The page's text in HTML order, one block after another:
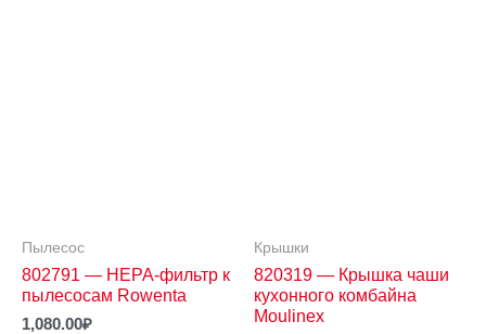
Пылесос
802791 — HEPA-фильтр к
пылесосам Rowenta
1,080.00₽
Крышки
820319 — Крышка чаши
кухонного комбайна
Moulinex